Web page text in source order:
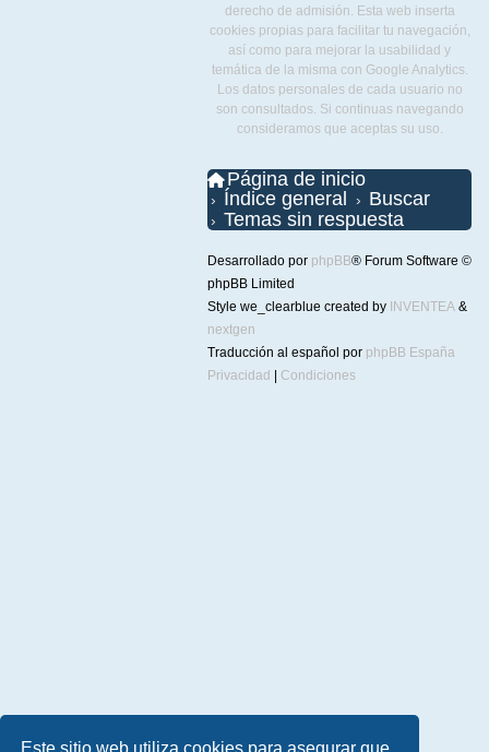
Este sitio web utiliza cookies para asegurar que
derecho de admisión. Esta web inserta
cookies propias para facilitar tu navegación,
así como para mejorar la usabilidad y
temática de la misma con Google Analytics.
Los datos personales de cada usuario no
son consultados. Si continuas navegando
consideramos que aceptas su uso.
Página de inicio
Índice general
Buscar
Temas sin respuesta
Desarrollado por phpBB® Forum Software ©
phpBB Limited
Style we_clearblue created by INVENTEA &
nextgen
Traducción al español por phpBB España
Privacidad
Condiciones